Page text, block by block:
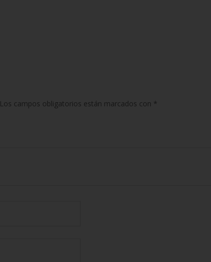
Los campos obligatorios están marcados con *